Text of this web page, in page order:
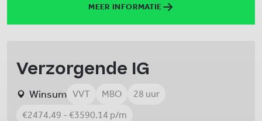
MEER INFORMATIE
Verzorgende IG
Winsum VVT MBO
28 uur
€2474.49 - €3590.14 p/m